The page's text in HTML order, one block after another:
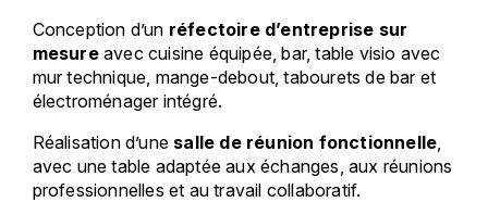
Conception d’un réfectoire d’entreprise sur
mesureavec cuisine équipée, bar, table visio avec
mur technique, mange-debout, tabourets de bar et
électroménager intégré.
Réalisation d’une salle de réunion fonctionnelle
avec une table adaptée aux échanges, aux réunions
professionnelles et au travail collaboratif.